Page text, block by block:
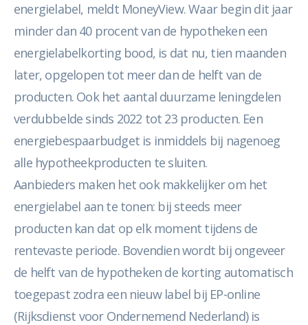
energielabel, meldt MoneyView. Waar begin dit jaar
minder dan 40 procent van de hypotheken een
energielabelkorting bood, is dat nu, tien maanden
later, opgelopen tot meer dan de helft van de
producten. Ook het aantal duurzame leningdelen
verdubbelde sinds 2022 tot 23 producten. Een
energiebespaarbudget is inmiddels bij nagenoeg
alle hypotheekproducten te sluiten.
Aanbieders maken het ook makkelijker om het
energielabel aan te tonen: bij steeds meer
producten kan dat op elk moment tijdens de
rentevaste periode. Bovendien wordt bij ongeveer
de helft van de hypotheken de korting automatisch
toegepast zodra een nieuw label bij EP-online
(Rijksdienst voor Ondernemend Nederland) is